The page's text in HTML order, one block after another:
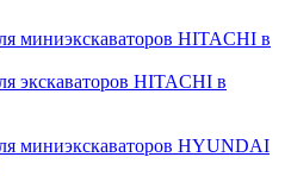
миниэкскаваторов HITACHI в
экскаваторов HITACHI в
миниэкскаваторов HYUNDAI